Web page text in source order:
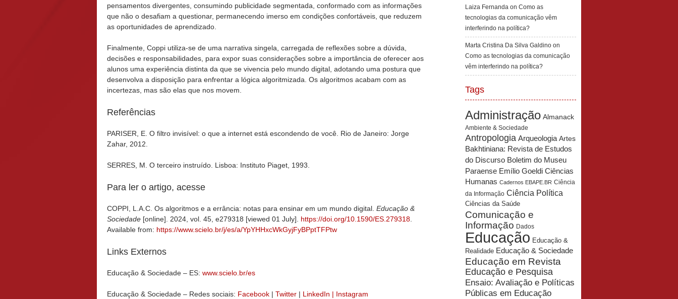
pensamentos divergentes, consumindo publicidade segmentada, conformado com as informações
que não o desafiam a questionar, permanecendo imerso em condições confortáveis, que reduzem
as oportunidades de aprendizado.
Finalmente, Coppi utiliza-se de uma narrativa singela, carregada de reflexões sobre a dúvida,
decisões e responsabilidades, para expor suas considerações sobre a importância de oferecer aos
alunos uma experiência distinta da que se vivencia pelo mundo digital, adotando uma postura que
desenvolva a disposição para enfrentar a lógica algoritmizada. Os algoritmos acabam com as
incertezas, mas são elas que nos movem.
Referências
PARISER, E. O filtro invisível: o que a internet está escondendo de você. Rio de Janeiro: Jorge
Zahar, 2012.
SERRES, M. O terceiro instruído. Lisboa: Instituto Piaget, 1993.
Para ler o artigo, acesse
COPPI, L.A.C. Os algoritmos e a errância: notas para ensinar em um mundo digital. Educação &
Sociedade [online]. 2024, vol. 45, e279318 [viewed 01 July]. https://doi.org/10.1590/ES.279318.
Available from: https://www.scielo.br/j/es/a/YpYHHxcWkGyjFyBPptTFPtw
Links Externos
Educação & Sociedade – ES: www.scielo.br/es
Educação & Sociedade – Redes sociais: Facebook | Twitter | LinkedIn | Instagram
Laiza Fernanda on Como as
tecnologias da comunicação vêm
interferindo na política?
Marta Cristina Da Silva Galdino on
Como as tecnologias da comunicação
vêm interferindo na política?
Tags
Administração Almanack
Ambiente & Sociedade
Antropologia Arqueologia Artes
Bakhtiniana: Revista de Estudos
do Discurso Boletim do Museu
Paraense Emílio Goeldi Ciências
Humanas Cadernos EBAPE.BR Ciência
da Informação Ciência Política
Ciências da Saúde
Comunicação e
Informação Dados
Educação Educação &
Realidade Educação & Sociedade
Educação em Revista
Educação e Pesquisa
Ensaio: Avaliação e Políticas
Públicas em Educação